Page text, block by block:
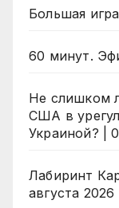
Большая
60 минут.
Не слишком
США в
Украиной? |
Лабиринт
августа 2026